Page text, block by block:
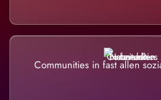
Communities in fast allen